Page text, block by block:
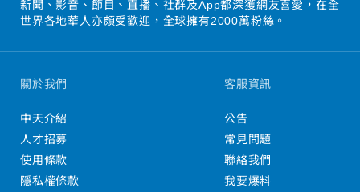
新聞、影音、節目、直播、社群及App都深獲網友喜愛，在全
世界各地華人亦頗受歡迎，全球擁有2000萬粉絲。
關於我們
中天介紹
人才招募
使用條款
隱私權條款
客服資訊
公告
常見問題
聯絡我們
我要爆料